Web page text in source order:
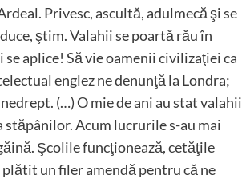
Privesc, ascultă, adulmecă şi se
ştim. Valahii se poartă rău în
aplice! Să vie oamenii civilizaţiei ca
englez ne denunţă la Londra;
(…) O mie de ani au stat valahii
stăpânilor. Acum lucrurile s-au mai
Şcolile funcţionează, cetăţile
un filer amendă pentru că ne